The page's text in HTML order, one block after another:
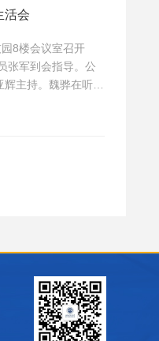
活会
8楼会议室召开
张军到会指导。公
主持。魏骅在听取